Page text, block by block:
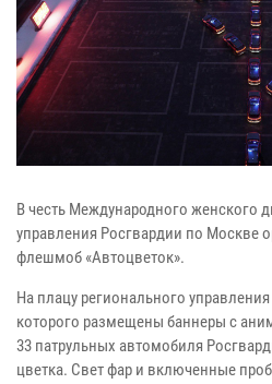
В честь Международного женского
управления Росгвардии по Москве
флешмоб «Автоцветок».
На плацу регионального
которого размещены баннеры с
33 патрульных автомобиля
цветка. Свет фар и включенные